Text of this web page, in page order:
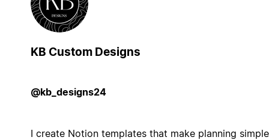
KB Custom Designs
@kb_designs24
I create Notion templates that make planning